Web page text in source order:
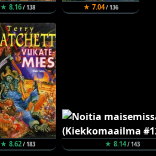
★ 8.16/ 138 ★ 7.04/ 136
★ 8.62/ 183 ★ 8.14/ 143